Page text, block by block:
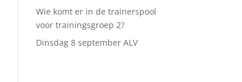
Wie komt er in de trainerspool
voor trainingsgroep 2?
Dinsdag 8 september ALV